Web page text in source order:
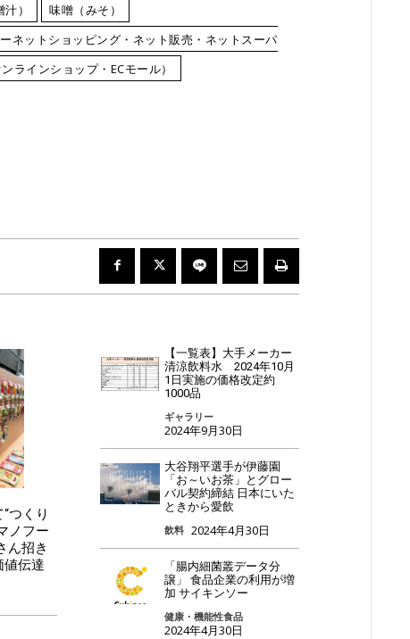
）
味噌（みそ）
ネットショッピング・ネット販売・ネットスーパ
ラインショップ・ECモール）
つくり
ノフー
招き
値伝達
【一覧表】大手メーカー
清涼飲料水 2024年10月
1日実施の価格改定約
1000品
ギャラリー
2024年9月30日
大谷翔平選手が伊藤園
「お～いお茶」とグロー
バル契約締結 日本にいた
ときから愛飲
飲料 2024年4月30日
「腸内細菌叢データ分
譲」 食品企業の利用が増
加 サイキンソー
健康・機能性食品
2024年4月30日